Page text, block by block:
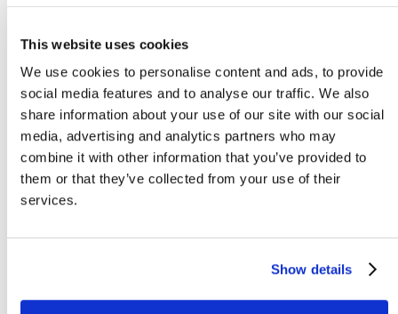
This website uses cookies
We use cookies to personalise content and ads, to provide
social media features and to analyse our traffic. We also
share information about your use of our site with our social
media, advertising and analytics partners who may
combine it with other information that you’ve provided to
them or that they’ve collected from your use of their
services.
Show details
propósito ha de satisfacer una necesidad en la
categoría. Por ejemplo, el propósito de
Patagonia
tiene
sentido: es equipamiento para actividades al aire libre,
por lo que parece natural que se preocupen por el
medio ambiente. Su propósito y todo lo que hacen para
apoyar el medio ambiente agrega valor a la elección de
marca del consumidor.
es relevante y diferente, sino si está alineado con su
posicionamiento, y desde el tipo de emoción que la